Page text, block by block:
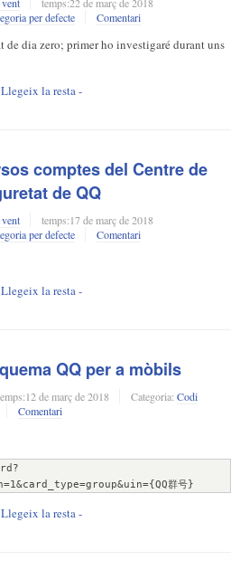
per defecte Comentari
de dia zero; primer ho investigaré durant uns
la resta -
comptes del Centre de
de QQ
temps:17 de març de 2018
per defecte Comentari
la resta -
QQ per a mòbils
12 de març de 2018 Categoria: Codi
Comentari
la resta -